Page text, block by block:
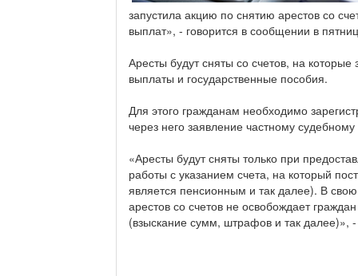
запустила акцию по снятию арестов со
выплат», - говорится в сообщении в
Аресты будут сняты со счетов, на
выплаты и государственные пособия.
Для этого гражданам необходимо
через него заявление частному
«Аресты будут сняты только при
работы с указанием счета, на который
является пенсионным и так далее). В
арестов со счетов не освобождает
(взыскание сумм, штрафов и так далее)»,